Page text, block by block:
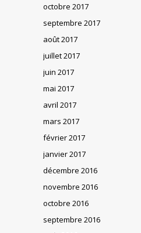
octobre 2017
septembre 2017
août 2017
juillet 2017
juin 2017
mai 2017
avril 2017
mars 2017
février 2017
janvier 2017
décembre 2016
novembre 2016
octobre 2016
septembre 2016